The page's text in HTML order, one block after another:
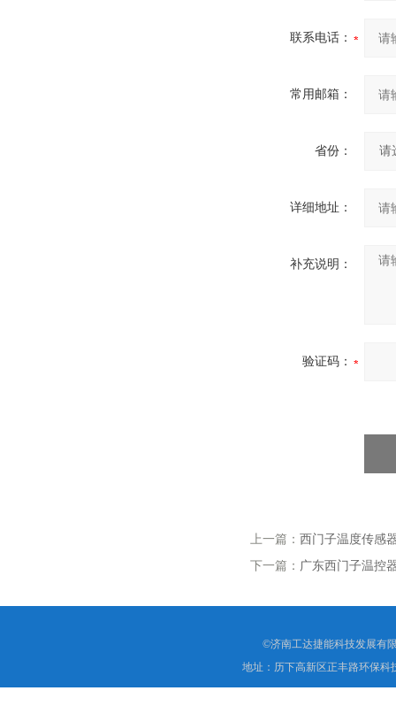
联系电话：
常用邮箱：
省份：
详细地址：
补充说明：
验证码：
上一篇： 西门子温度传感
下一篇： 广东西门子温控
©济南工达捷能科技发展有
地址：历下高新区正丰路环保科